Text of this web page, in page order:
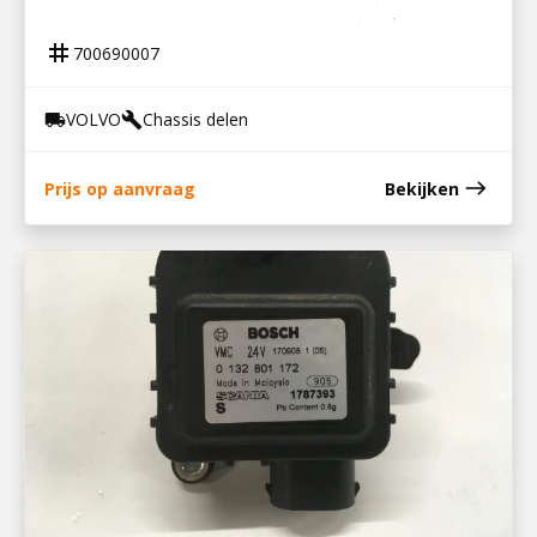
tag 700690007
local_shippingVOLVObuildChassis delen
Prijs op aanvraag Bekijken east
900525015
STELMOTOR CABINEVERWARMING R-